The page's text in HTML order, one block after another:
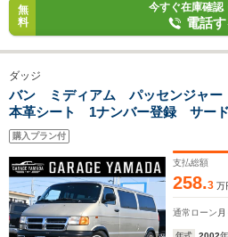
無
料
今すぐ在庫確認
電話
ダッジ
バン ミディアム パッセンジャ
本革シート 1ナンバー登録 サー
ビ バックカメラ ETC キーレス
購入プラン付
支払総額
258.3 万
通常ローン 月